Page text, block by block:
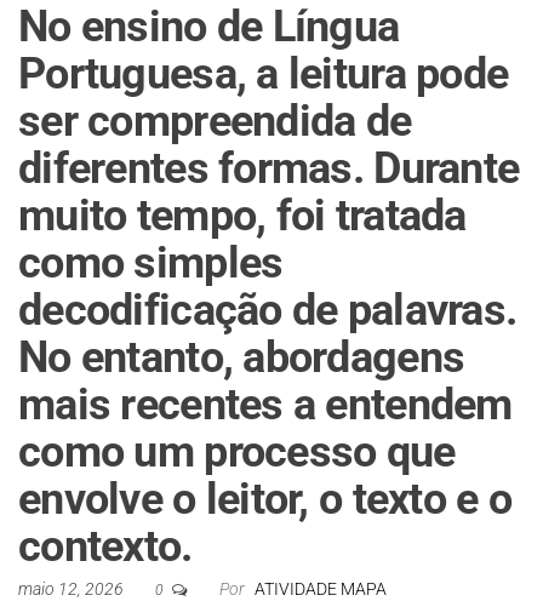
No ensino de Língua
Portuguesa, a leitura pode
ser compreendida de
diferentes formas. Durante
muito tempo, foi tratada
como simples
decodificação de palavras.
No entanto, abordagens
mais recentes a entendem
como um processo que
envolve o leitor, o texto e o
contexto.
maio 12, 2026 0 Por ATIVIDADE MAPA